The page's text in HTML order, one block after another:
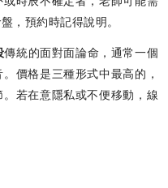
，預約時記得說明。
傳統的面對面論命，通常一個
價格是三種形式中最高的，
若在意隱私或不便移動，線